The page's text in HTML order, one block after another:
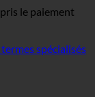
le paiement
spécialisés